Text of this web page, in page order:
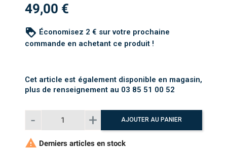
49,00 €
loyalty Économisez 2 € sur votre prochaine
commande en achetant ce produit !
Cet article est également disponible en magasin,
plus de renseignement au 03 85 51 00 52
AJOUTER AU PANIER
 Derniers articles en stock